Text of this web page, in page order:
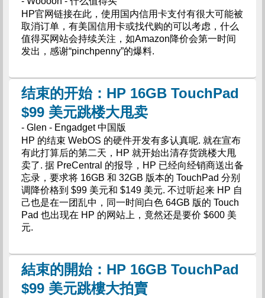
HP官网链接在此，使用国内信用卡支付有很大可能被
取消订单，有美国信用卡或找代购的可以考虑，什么
值得买网站会持续关注，如Amazon降价会第一时间
发出，感谢“pinchpenny”的爆料.
结束的开始：HP 16GB TouchPad
$99 美元跳楼大甩卖
- Glen - Engadget 中国版
HP 的结束 WebOS 的硬件开发有多认真呢. 就在宣布
有此打算后的第二天，HP 就开始出清存货跳楼大甩
卖了. 据 PreCentral 的报导，HP 已经向经销商送出备
忘录，要求将 16GB 和 32GB 版本的 TouchPad 分别
调降价格到 $99 美元和 $149 美元. 不过听起来 HP 自
己也是在一团乱中，同一时间白色 64GB 版的 Touch
Pad 也出现在 HP 的网站上，竟然还是要价 $600 美
元.
結束的開始：HP 16GB TouchPad
$99 美元跳樓大拍賣